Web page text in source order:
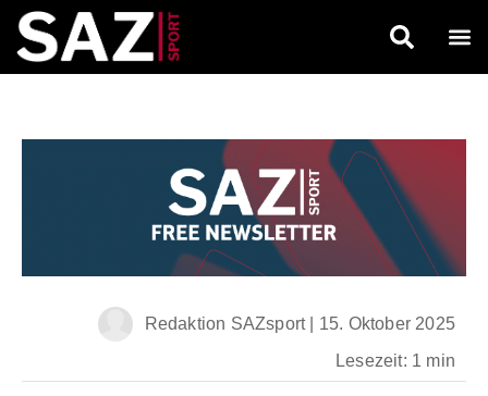
Redaktion SAZsport
15. Oktober 2025
Lesezeit: 1 min